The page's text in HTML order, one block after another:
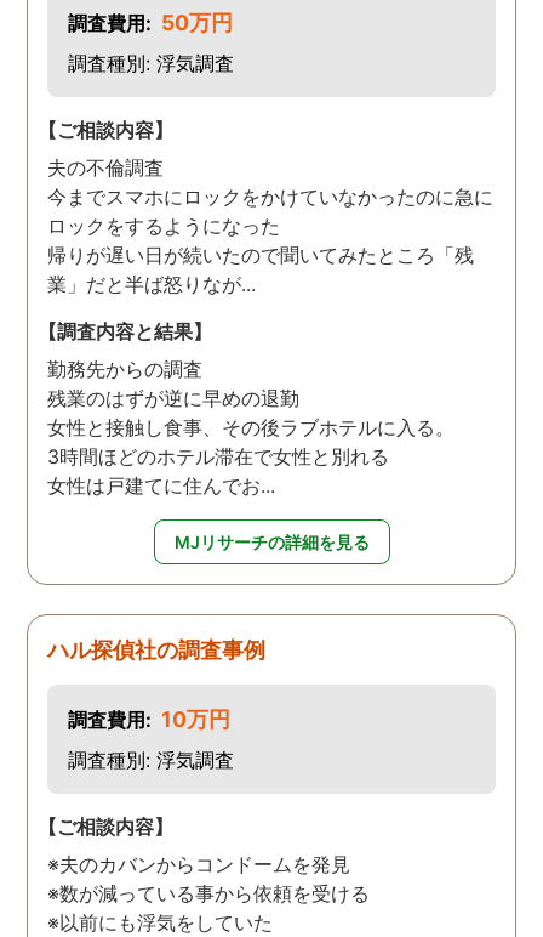
調査費用: 50万円
調査種別: 浮気調査
【ご相談内容】
夫の不倫調査
今までスマホにロックをかけていなかったのに急に
ロックをするようになった
帰りが遅い日が続いたので聞いてみたところ「残
業」だと半ば怒りなが...
【調査内容と結果】
勤務先からの調査
残業のはずが逆に早めの退勤
女性と接触し食事、その後ラブホテルに入る。
3時間ほどのホテル滞在で女性と別れる
女性は戸建てに住んでお...
MJリサーチの詳細を見る
ハル探偵社の調査事例
調査費用: 10万円
調査種別: 浮気調査
【ご相談内容】
※夫のカバンからコンドームを発見
※数が減っている事から依頼を受ける
※以前にも浮気をしていた